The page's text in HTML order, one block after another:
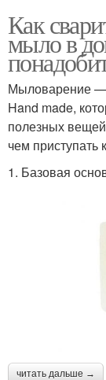
Как
мыло в
Мыловарение —
Hand made,
полезных
чем
1. Базовая
читать дальше →